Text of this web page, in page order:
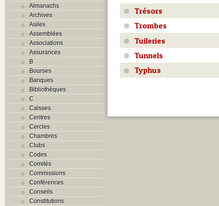
Almanachs
Archives
Asiles
Assemblées
Associations
Assurances
B
Bourses
Banques
Bibliothèques
C
Caisses
Centres
Cercles
Chambres
Clubs
Codes
Comités
Commissions
Conférences
Conseils
Constitutions
Trésors
Trombes
Tuileries
Tunnels
Typhus